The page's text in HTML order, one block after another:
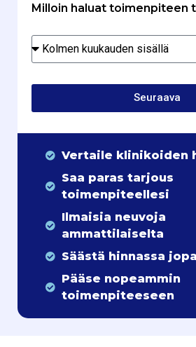
Milloin haluat toimenpiteen
Seuraava
Vertaile klinikoiden
Saa paras tarjous
toimenpiteellesi
Ilmaisia neuvoja
ammattilaiselta
Säästä hinnassa
Pääse nopeammin
toimenpiteeseen